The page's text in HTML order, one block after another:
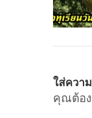
ใส่ควา
คุณต้อง